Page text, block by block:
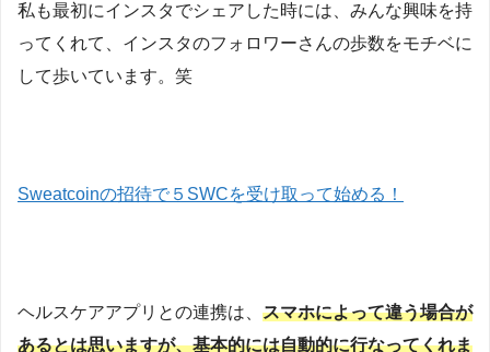
私も最初にインスタでシェアした時には、みんな興味を持
ってくれて、インスタのフォロワーさんの歩数をモチベに
して歩いています。笑
Sweatcoinの招待で５SWCを受け取って始める！
ヘルスケアアプリとの連携は、 スマホによって違う場合が
あるとは思いますが、基本的には自動的に行なってくれま